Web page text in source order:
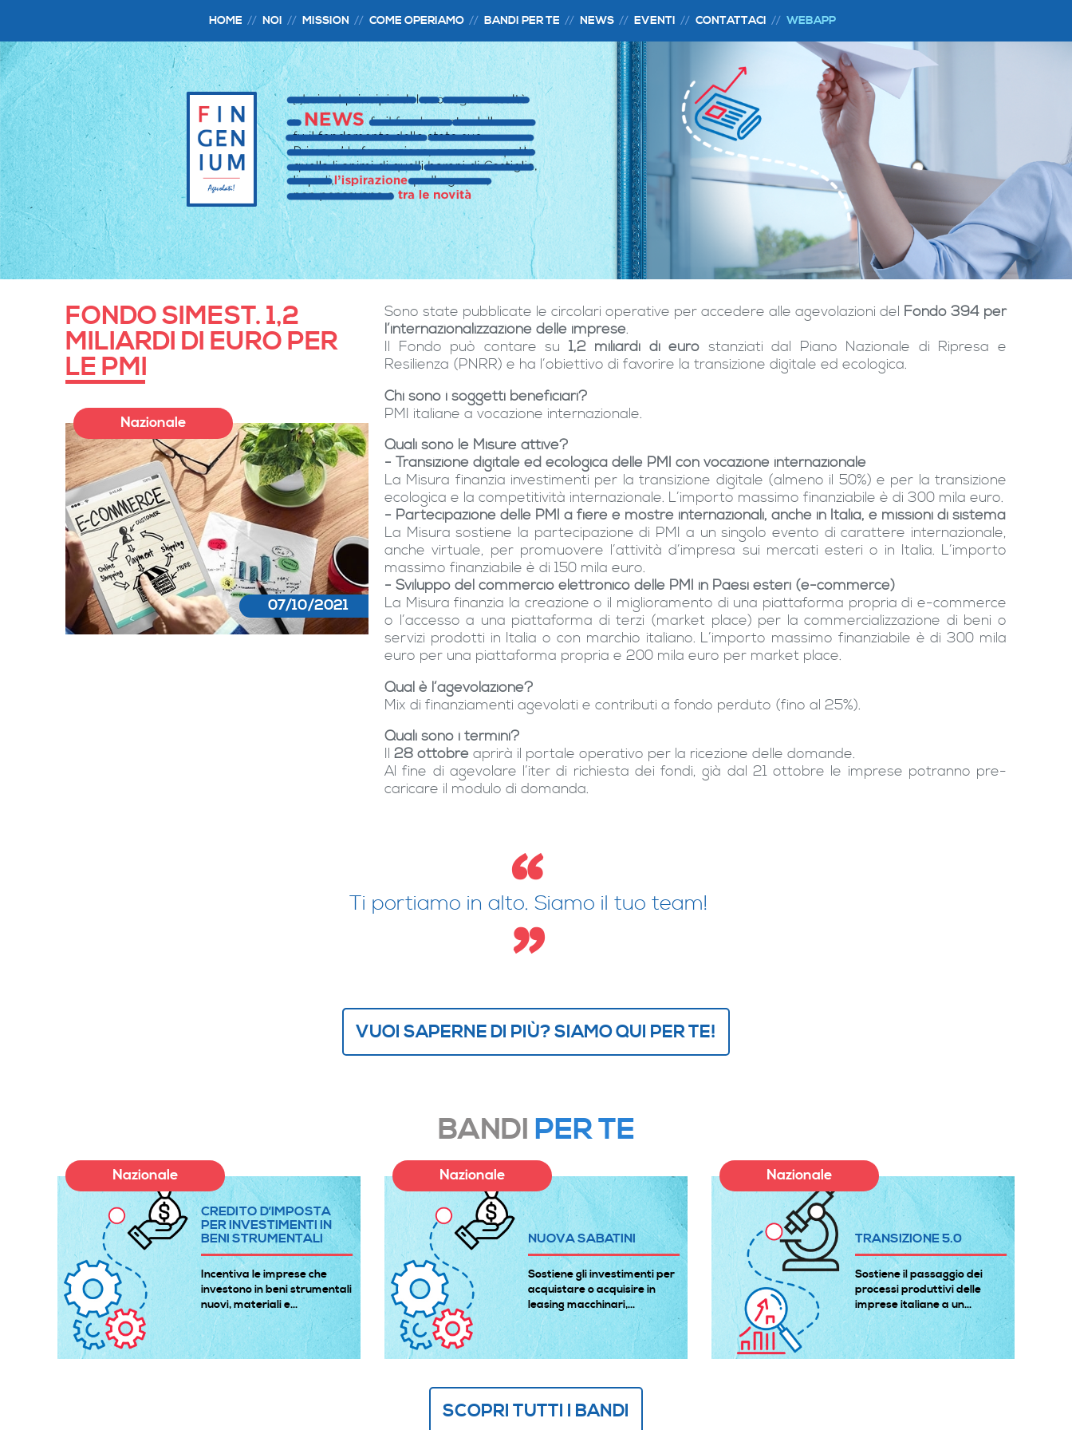
HOME NOI MISSION COME OPERIAMO BANDI PER TE NEWS EVENTI CONTATTACI WEBAPP
FONDO SIMEST. 1,2
MILIARDI DI EURO PER
LE PMI
Nazionale
07/10/2021
Sono state pubblicate le circolari operative per accedere alle agevolazioni del Fondo 394 per
l’internazionalizzazione delle imprese.
Il Fondo può contare su 1,2 miliardi di euro stanziati dal Piano Nazionale di Ripresa e
Resilienza (PNRR) e ha l’obiettivo di favorire la transizione digitale ed ecologica.
Chi sono i soggetti beneficiari?
PMI italiane a vocazione internazionale.
Quali sono le Misure attive?
- Transizione digitale ed ecologica delle PMI con vocazione internazionale
La Misura finanzia investimenti per la transizione digitale (almeno il 50%) e per la transizione
ecologica e la competitività internazionale. L’importo massimo finanziabile è di 300 mila euro.
- Partecipazione delle PMI a fiere e mostre internazionali, anche in Italia, e missioni di sistema
La Misura sostiene la partecipazione di PMI a un singolo evento di carattere internazionale,
anche virtuale, per promuovere l’attività d’impresa sui mercati esteri o in Italia. L’importo
massimo finanziabile è di 150 mila euro.
- Sviluppo del commercio elettronico delle PMI in Paesi esteri (e-commerce)
La Misura finanzia la creazione o il miglioramento di una piattaforma propria di e-commerce
o l’accesso a una piattaforma di terzi (market place) per la commercializzazione di beni o
servizi prodotti in Italia o con marchio italiano. L’importo massimo finanziabile è di 300 mila
euro per una piattaforma propria e 200 mila euro per market place.
Qual è l’agevolazione?
Mix di finanziamenti agevolati e contributi a fondo perduto (fino al 25%).
Quali sono i termini?
Il 28 ottobre aprirà il portale operativo per la ricezione delle domande.
Al fine di agevolare l’iter di richiesta dei fondi, già dal 21 ottobre le imprese potranno pre-
caricare il modulo di domanda.
Ti portiamo in alto. Siamo il tuo team!
VUOI SAPERNE DI PIÙ? SIAMO QUI PER TE!
BANDI PER TE
Nazionale
CREDITO D’IMPOSTA
PER INVESTIMENTI IN
BENI STRUMENTALI
Incentiva le imprese che
investono in beni strumentali
nuovi, materiali e...
Nazionale
NUOVA SABATINI
Sostiene gli investimenti per
acquistare o acquisire in
leasing macchinari,...
Nazionale
TRANSIZIONE 5.0
Sostiene il passaggio dei
processi produttivi delle
imprese italiane a un...
SCOPRI TUTTI I BANDI